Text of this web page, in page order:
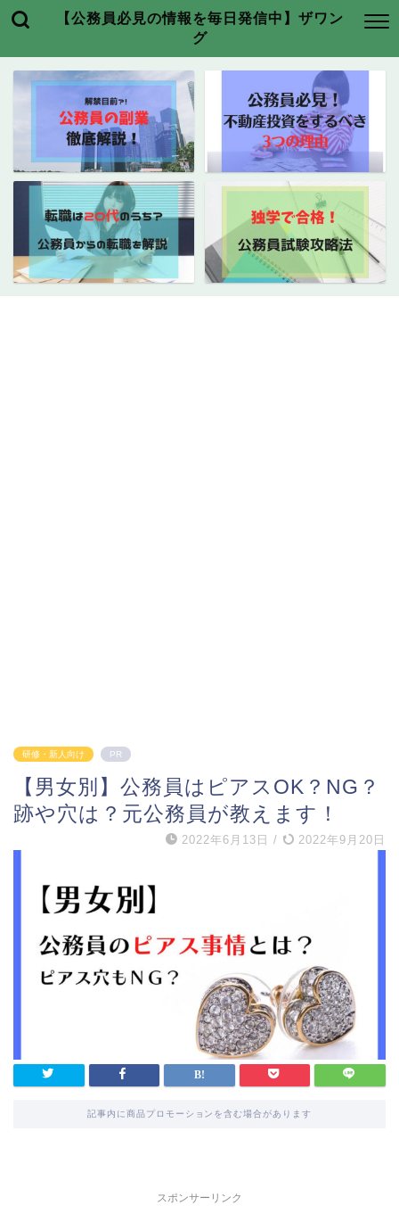
【公務員必見の情報を毎日発信中】ザワン
グ
研修・新人向け PR
【男女別】公務員はピアスOK？NG？
跡や穴は？元公務員が教えます！
2022年6月13日 / 2022年9月20日
記事内に商品プロモーションを含む場合があります
スポンサーリンク